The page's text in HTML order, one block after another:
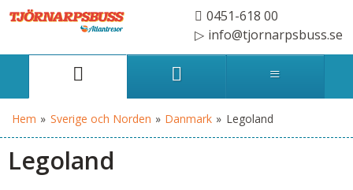
0451-618 00
info@tjornarpsbuss.se
Hem » Sverige och Norden » Danmark » Legoland
Legoland